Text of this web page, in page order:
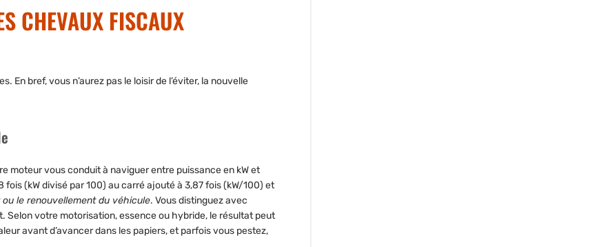
CHEVAUX FISCAUX
En bref, vous n’aurez pas le loisir de l’éviter, la nouvelle
moteur vous conduit à naviguer entre puissance en kW et
(kW divisé par 100) au carré ajouté à 3,87 fois (kW/100) et
le renouvellement du véhicule. Vous distinguez avec
Selon votre motorisation, essence ou hybride, le résultat peut
avant d’avancer dans les papiers, et parfois vous pestez,